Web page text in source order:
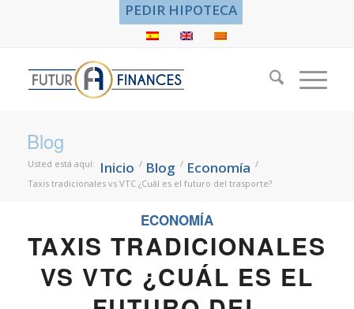
PEDIR HIPOTECA
Blog
Usted está aquí: Inicio / Blog / Economía /
Taxis tradicionales vs VTC ¿Cuál es el futuro del trasporte?
ECONOMÍA
TAXIS TRADICIONALES
VS VTC ¿CUÁL ES EL